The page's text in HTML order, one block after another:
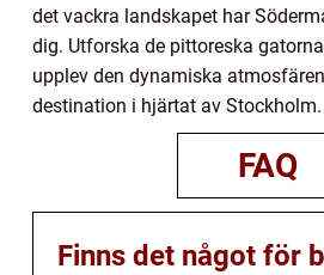
det vackra landskapet har
dig. Utforska de pittoreska
upplev den dynamiska
destination i hjärtat av Stockholm.
FAQ
Finns det något för